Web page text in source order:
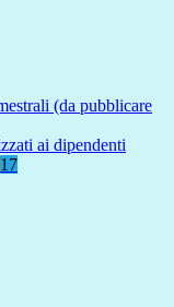
(da pubblicare
ai dipendenti
17